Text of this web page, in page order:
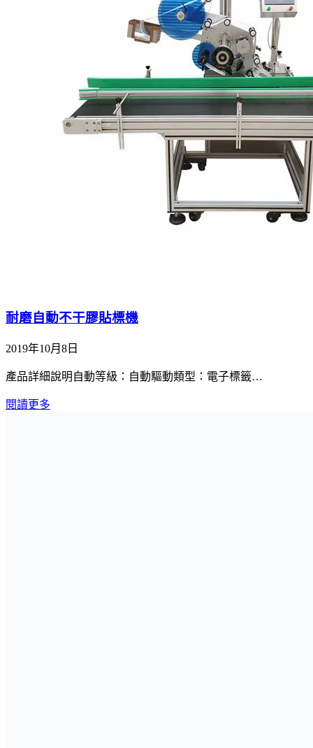
耐磨自動不干膠貼標機
2019年10月8日
產品詳細說明自動等級：自動驅動類型：電子標籤…
閱讀更多